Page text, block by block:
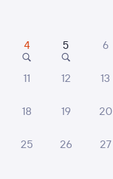
4 5 6
11 12 13
18 19 20
25 26 27